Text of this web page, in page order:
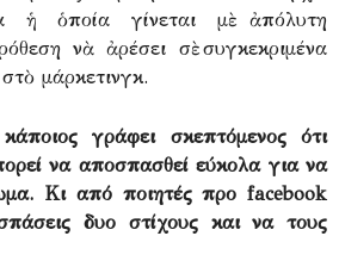
ἡ ὁποία γίνεται μὲ ἀπόλυτη
νὰ ἀρέσει σὲ συγκεκριμένα
μάρκετινγκ.
γράφει σκεπτόμενος ότι
να αποσπασθεί εύκολα για να
Κι από ποιητές προ facebook
δυο στίχους και να τους